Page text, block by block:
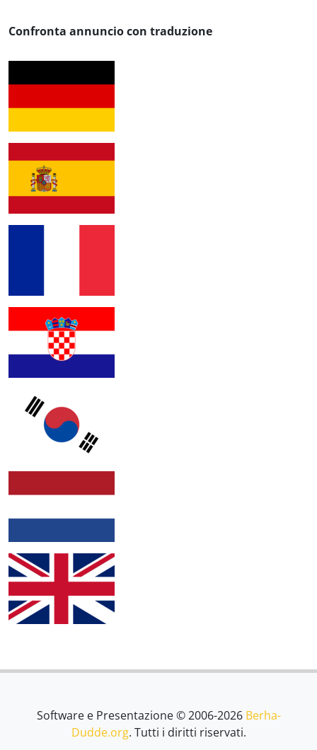
Confronta annuncio con traduzione
Software e Presentazione © 2006-2026 Berha-
Dudde.org. Tutti i diritti riservati.